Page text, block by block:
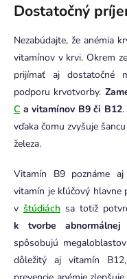
Dostatočný
Nezabúdajte, že anémia
vitamínov v krvi. Okrem
prijímať aj dostatočné
podporu krvotvorby.
C a vitamínov B9 či B12.
vďaka čomu zvyšuje
železa.
Vitamín B9 poznáme
vitamín je kľúčový hlavne
v štúdiáchsa totiž
k tvorbe abnormálnej
spôsobujú
dôležitý aj vitamín